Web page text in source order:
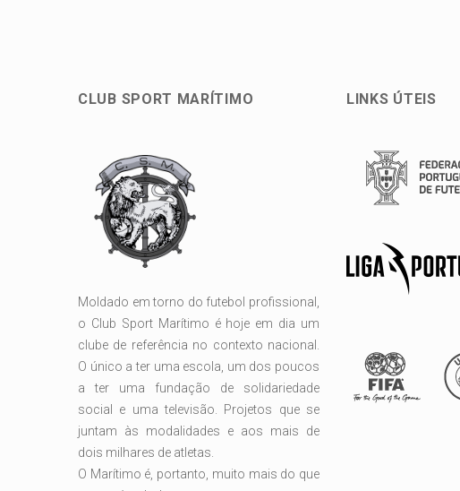
CLUB SPORT MARÍTIMO
Moldado em torno do futebol profissional,
o Club Sport Marítimo é hoje em dia um
clube de referência no contexto nacional.
O único a ter uma escola, um dos poucos
a ter uma fundação de solidariedade
social e uma televisão. Projetos que se
juntam às modalidades e aos mais de
dois milhares de atletas.
O Marítimo é, portanto, muito mais do que
LINKS ÚTEIS